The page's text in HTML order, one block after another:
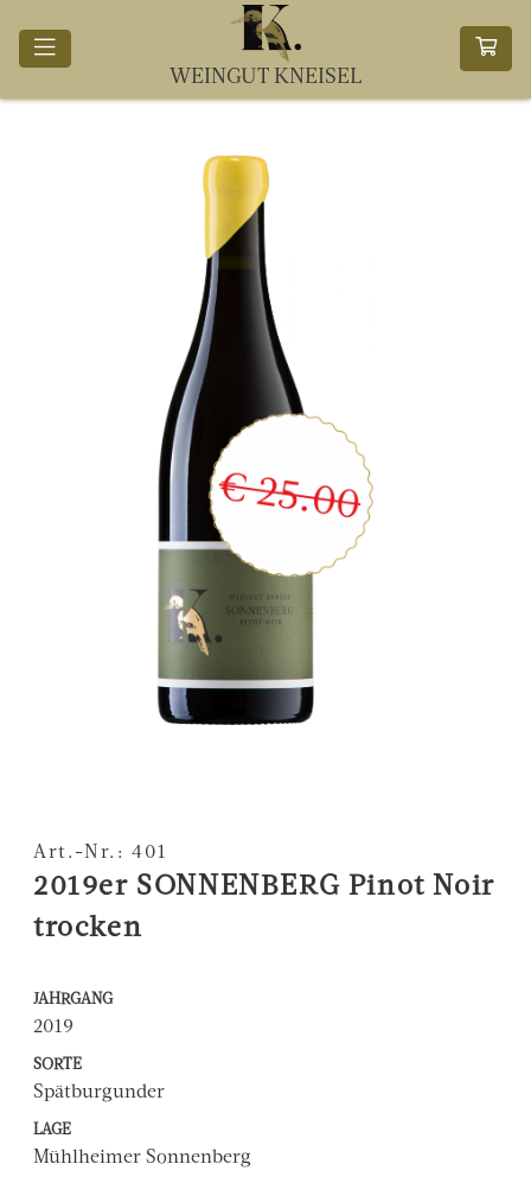
WEINGUT KNEISEL
Art.-Nr.: 401
2019er SONNENBERG Pinot Noir
trocken
JAHRGANG
2019
SORTE
Spätburgunder
LAGE
Mühlheimer Sonnenberg